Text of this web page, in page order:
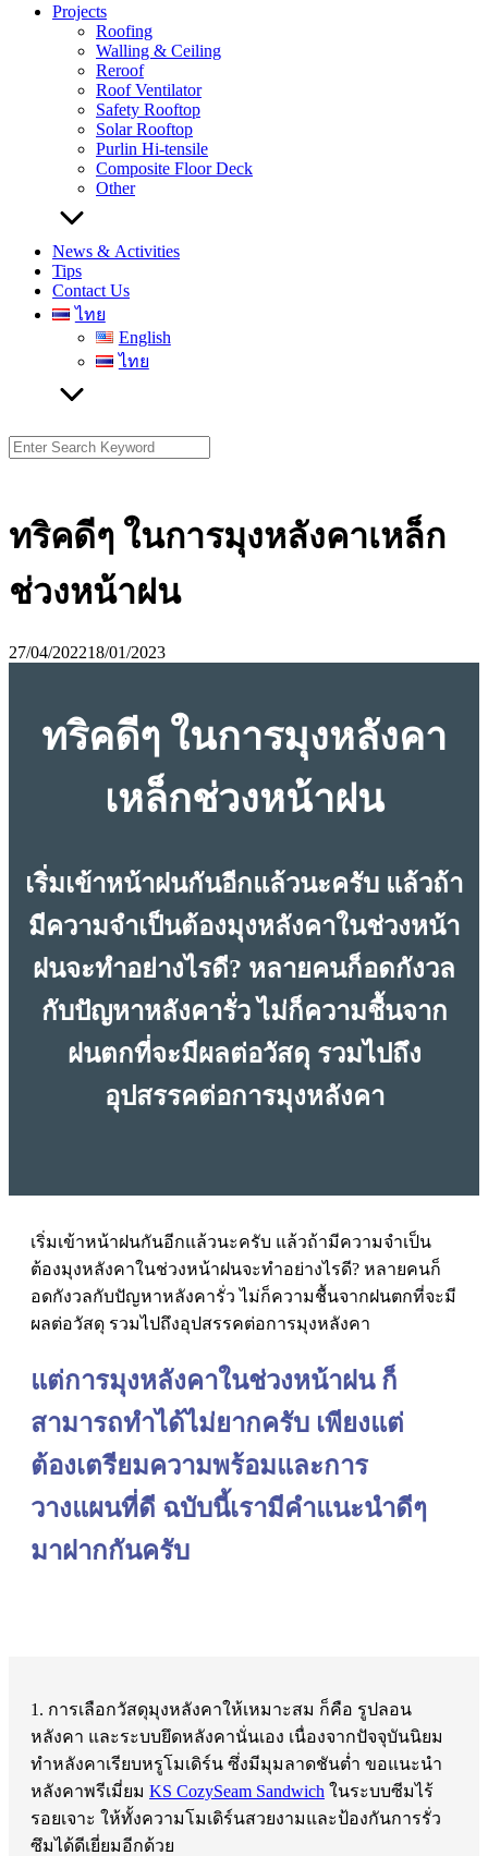
Projects
Roofing
Walling & Ceiling
Reroof
Roof Ventilator
Safety Rooftop
Solar Rooftop
Purlin Hi-tensile
Composite Floor Deck
Other
News & Activities
Tips
Contact Us
ไทย
English
ไทย
Search
for:
ทริคดีๆ ในการมุงหลังคาเหล็ก
ช่วงหน้าฝน
27/04/202218/01/2023
ทริคดีๆ ในการมุงหลังคา
เหล็กช่วงหน้าฝน
เริ่มเข้าหน้าฝนกันอีกแล้วนะครับ แล้วถ้า
มีความจำเป็นต้องมุงหลังคาในช่วงหน้า
ฝนจะทำอย่างไรดี? หลายคนก็อดกังวล
กับปัญหาหลังคารั่ว ไม่ก็ความชื้นจาก
ฝนตกที่จะมีผลต่อวัสดุ รวมไปถึง
อุปสรรคต่อการมุงหลังคา
เริ่มเข้าหน้าฝนกันอีกแล้วนะครับ แล้วถ้ามีความจำเป็น
ต้องมุงหลังคาในช่วงหน้าฝนจะทำอย่างไรดี? หลายคนก็
อดกังวลกับปัญหาหลังคารั่ว ไม่ก็ความชื้นจากฝนตกที่จะมี
ผลต่อวัสดุ รวมไปถึงอุปสรรคต่อการมุงหลังคา
แต่การมุงหลังคาในช่วงหน้าฝน ก็
สามารถทำได้ไม่ยากครับ เพียงแต่
ต้องเตรียมความพร้อมและการ
วางแผนที่ดี ฉบับนี้เรามีคำแนะนำดีๆ
มาฝากกันครับ
1. การเลือกวัสดุมุงหลังคาให้เหมาะสม ก็คือ รูปลอน
หลังคา และระบบยึดหลังคานั่นเอง เนื่องจากปัจจุบันนิยม
ทำหลังคาเรียบหรูโมเดิร์น ซึ่งมีมุมลาดชันต่ำ ขอแนะนำ
หลังคาพรีเมี่ยม KS CozySeam Sandwich ในระบบซีมไร้
รอยเจาะ ให้ทั้งความโมเดิร์นสวยงามและป้องกันการรั่ว
ซึมได้ดีเยี่ยมอีกด้วย